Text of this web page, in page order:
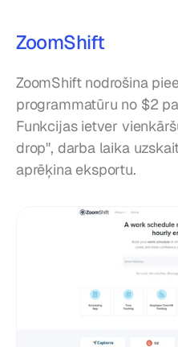
ZoomShift
ZoomShift nodrošina
programmatūru no $2
Funkcijas ietver
drop", darba laika
aprēķina eksportu.